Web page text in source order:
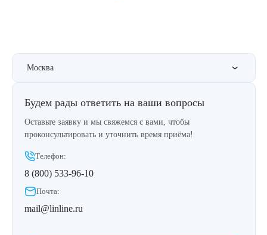
Москва
Будем рады ответить на ваши вопросы
Оставьте заявку и мы свяжемся с вами, чтобы
проконсультировать и уточнить время приёма!
Телефон:
8 (800) 533-96-10
Почта:
mail@linline.ru
Лазерное лечение розацеа
Интимное лазерное омоложение
Лазерная подтяжка кожи на бедрах и коленях